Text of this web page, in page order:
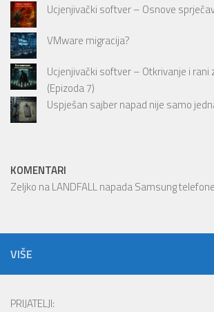
Ucjenjivački softver – Osnove
VMware migracija?
Ucjenjivački softver – Otkrivanje i rani
(Epizoda 7)
Uspješan sajber napad nije samo
KOMENTARI
Zeljko naLANDFALL napada Samsung telefone
VIŠE
PRIJATELJI: